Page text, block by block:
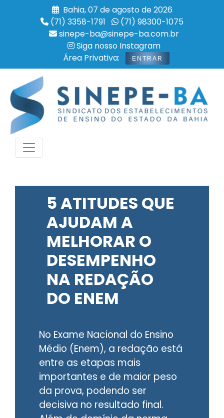
Bahia, 07 de agosto de 2026
(71) 3358-1791
(71) 98300-1075
sinepe-ba@sinepe-ba.com.br
Siga nosso Instagram
Área Privativa:
ENTRAR
5 ATITUDES QUE
AJUDAM A
MELHORAR O
DESEMPENHO
NA REDAÇÃO
DO ENEM
No Exame Nacional do Ensino
Médio (Enem), a redação está
entre as etapas mais
importantes e de maior peso
da prova, podendo ser
decisiva no resultado final.